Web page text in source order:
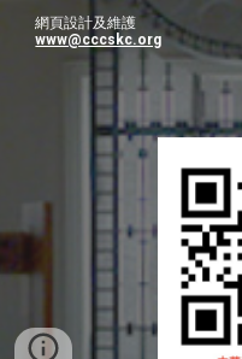
網頁設計及維護
www@cccskc.org